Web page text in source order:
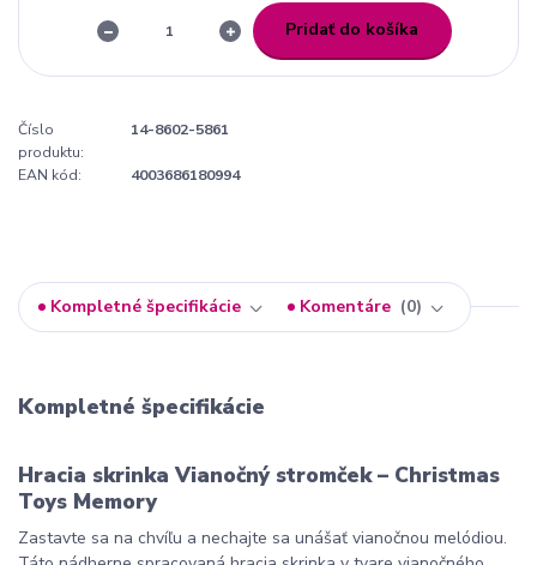
Pridať do košíka
Číslo
produktu:
14-8602-5861
EAN kód: 4003686180994
Kompletné špecifikácie Komentáre 0
Kompletné špecifikácie
Hracia skrinka Vianočný stromček – Christmas
Toys Memory
Zastavte sa na chvíľu a nechajte sa unášať vianočnou melódiou.